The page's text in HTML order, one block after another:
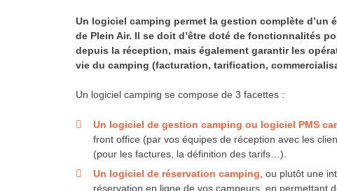
Un logiciel camping permet la gestion complète d’un
de Plein Air. Il se doit d’être doté de fonctionnalités
depuis la réception, mais également garantir les
vie du camping (facturation, tarification,
Un logiciel camping se compose de 3 facettes :
Un logiciel de gestion camping ou logiciel PMS
front office (par vos équipes de réception avec les
(pour les factures, la définition des tarifs…).
Un logiciel de réservation camping , ou plutôt une
réservation en ligne de vos campeurs, en permettant